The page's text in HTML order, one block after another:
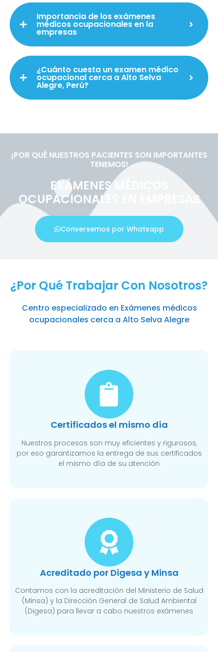
Importancia de los exámenes
médicos ocupacionales en la
empresas
¿Cuánto cuesta un examen médico
ocupacional cerca a Alto Selva
Alegre, Perú?
¡POR QUÉ NUESTROS PACIENTES SON IMPORTANTES
TENEMOS!
EXÁMENES MÉDICOS
OCUPACIONALES EN EMPRESAS
Conversemos por Whatsapp
¿Por Qué Trabajar Con Nosotros?
Centro especializado en Exámenes médicos
ocupacionales cerca a Alto Selva Alegre
Certificados el mismo día
Nuestros procesos son muy eficientes y rigurosos,
por eso garantizamos la entrega de sus certificados
el mismo día de su atención
Acreditado por Digesa y Minsa
Contamos con la acreditación del Ministerio de Salud
(Minsa) y la Dirección General de Salud Ambiental
(Digesa) para llevar a cabo nuestros exámenes